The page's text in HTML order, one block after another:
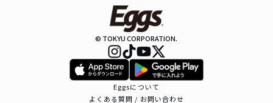
© TOKYU CORPORATION.
Eggsについて
よくある質問 / お問い合わせ